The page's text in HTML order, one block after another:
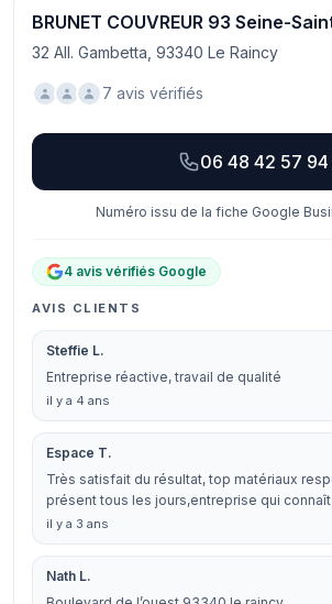
BRUNET COUVREUR 93 Seine-
32 All. Gambetta, 93340 Le Raincy
7 avis vérifiés
06 48 42 57 94
Numéro issu de la fiche Google
4 avis vérifiés Google
AVIS CLIENTS
Steffie L.
Entreprise réactive, travail de qualité
il y a 4 ans
Espace T.
Très satisfait du résultat, top matériaux
présent tous les jours,entreprise qui
il y a 3 ans
Nath L.